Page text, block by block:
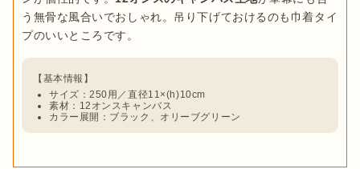
う無骨な風合いでおしゃれ。吊り下げておけるのも巾着タイ
サイズ：250用／直径11×(h)10cm
素材：12オンスキャンバス
カラー展開：ブラック、オリーブグリーン